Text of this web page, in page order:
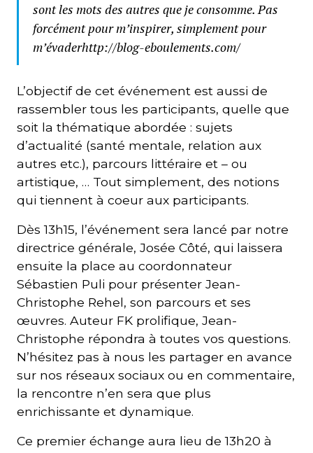
sont les mots des autres que je consomme. Pas
forcément pour m’inspirer, simplement pour
m’évaderhttp://blog-eboulements.com/
L’objectif de cet événement est aussi de
rassembler tous les participants, quelle que
soit la thématique abordée : sujets
d’actualité (santé mentale, relation aux
autres etc.), parcours littéraire et – ou
artistique, … Tout simplement, des notions
qui tiennent à coeur aux participants.
Dès 13h15, l’événement sera lancé par notre
directrice générale, Josée Côté, qui laissera
ensuite la place au coordonnateur
Sébastien Puli pour présenter Jean-
Christophe Rehel, son parcours et ses
œuvres. Auteur FK prolifique, Jean-
Christophe répondra à toutes vos questions.
N’hésitez pas à nous les partager en avance
sur nos réseaux sociaux ou en commentaire,
la rencontre n’en sera que plus
enrichissante et dynamique.
Ce premier échange aura lieu de 13h20 à